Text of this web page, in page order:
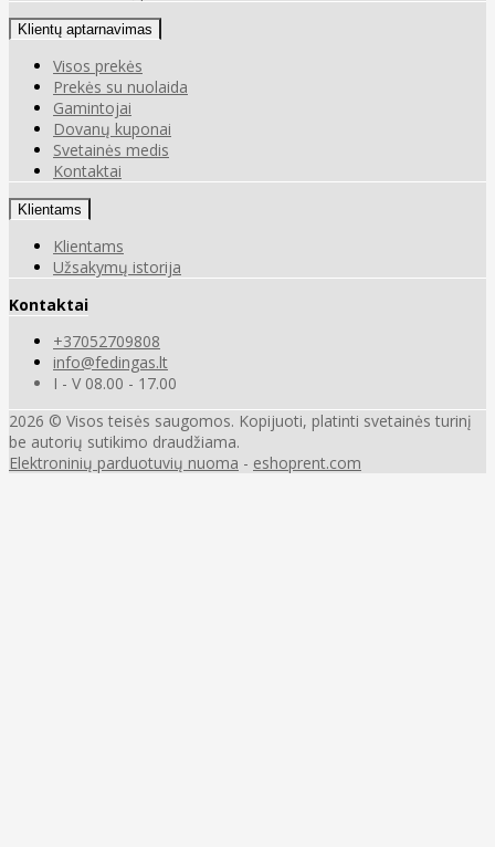
Klientų aptarnavimas
Visos prekės
Prekės su nuolaida
Gamintojai
Dovanų kuponai
Svetainės medis
Kontaktai
Klientams
Klientams
Užsakymų istorija
Kontaktai
+37052709808
info@fedingas.lt
I - V 08.00 - 17.00
2026 © Visos teisės saugomos. Kopijuoti, platinti svetainės turinį
be autorių sutikimo draudžiama.
Elektroninių parduotuvių nuoma - eshoprent.com